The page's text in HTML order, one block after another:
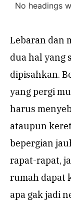
No headings
Lebaran dan
dua hal yang
dipisahkan.
yang pergi
harus
ataupun
bepergian
rapat-rapat,
rumah dapat
apa gak jadi